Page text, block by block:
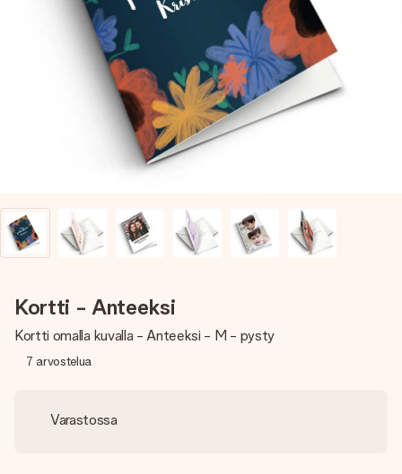
Ilmainen tervehdyskortti
Tilaa tänään – personoitu lahja valmistuu ja lähtee matkaan
nopeammin kuin ehdit sanoa “yllätys!”
Kortti - Anteeksi
Kortti omalla kuvalla - Anteeksi - M - pysty
7 arvostelua
Varastossa